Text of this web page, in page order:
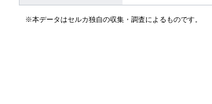
※本データはセルカ独自の収集・調査によるものです。